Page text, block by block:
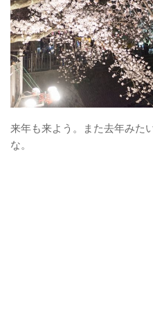
来年も来よう。また去年みた
な。